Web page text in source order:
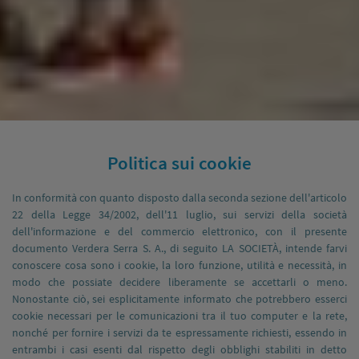
Politica sui cookie
In conformità con quanto disposto dalla seconda sezione dell'articolo
22 della Legge 34/2002, dell'11 luglio, sui servizi della società
dell'informazione e del commercio elettronico, con il presente
documento Verdera Serra S. A., di seguito LA SOCIETÀ, intende farvi
conoscere cosa sono i cookie, la loro funzione, utilità e necessità, in
modo che possiate decidere liberamente se accettarli o meno.
Nonostante ciò, sei esplicitamente informato che potrebbero esserci
cookie necessari per le comunicazioni tra il tuo computer e la rete,
nonché per fornire i servizi da te espressamente richiesti, essendo in
entrambi i casi esenti dal rispetto degli obblighi stabiliti in detto